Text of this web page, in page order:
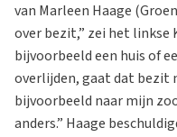
van Marleen Haage
over bezit,” zei het linkse
bijvoorbeeld een huis of
overlijden, gaat dat bezit
bijvoorbeeld naar mijn
anders.” Haage